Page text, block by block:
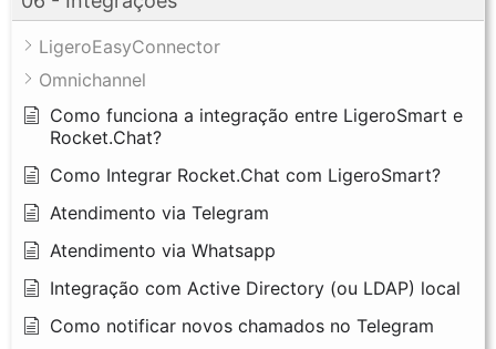
LigeroEasyConnector
Omnichannel
Como funciona a integração entre LigeroSmart e
Rocket.Chat?
Como Integrar Rocket.Chat com LigeroSmart?
Atendimento via Telegram
Atendimento via Whatsapp
Integração com Active Directory (ou LDAP) local
Como notificar novos chamados no Telegram